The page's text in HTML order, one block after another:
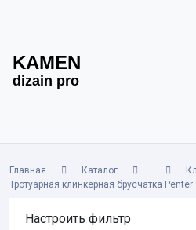
KAMEN
dizain pro
Главная Каталог
Тротуарная клинкерная брусчатка
Настроить фильтр